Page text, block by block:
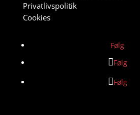
Privatlivspolitik
Cookies
Følg
Følg
Følg